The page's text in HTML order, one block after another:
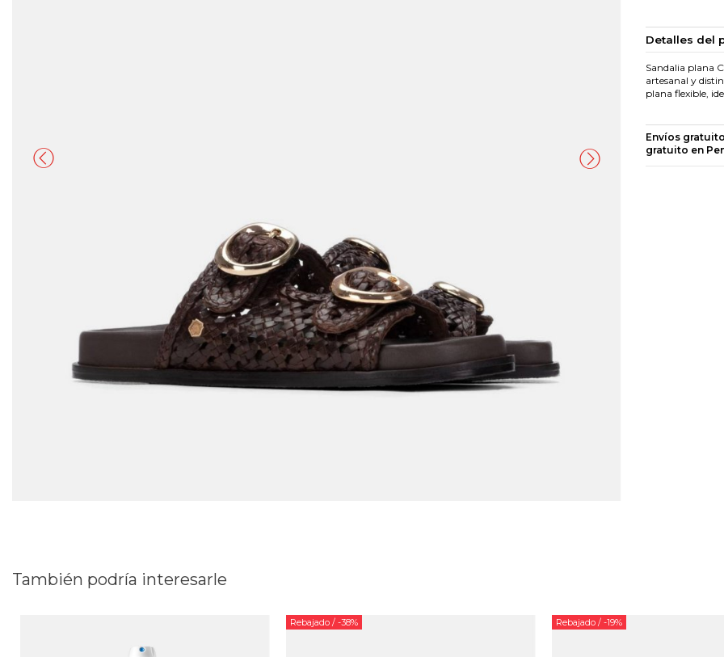
Detalles del
Sandalia plana
artesanal y
plana flexible,
Envíos
gratuito en
También podría interesarle
Rebajado / -38% Rebajado / -19%